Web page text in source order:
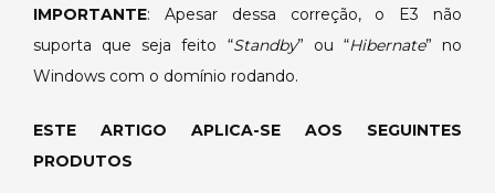
IMPORTANTE: Apesar dessa correção, o E3 não
suporta que seja feito “Standby” ou “Hibernate” no
Windows com o domínio rodando.
ESTE ARTIGO APLICA-SE AOS SEGUINTES
PRODUTOS